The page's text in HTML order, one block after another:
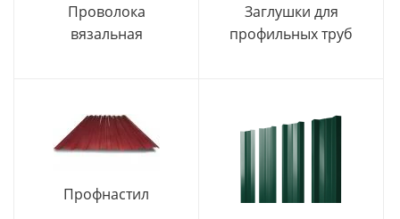
Проволока
вязальная
Заглушки для
профильных труб
Профнастил